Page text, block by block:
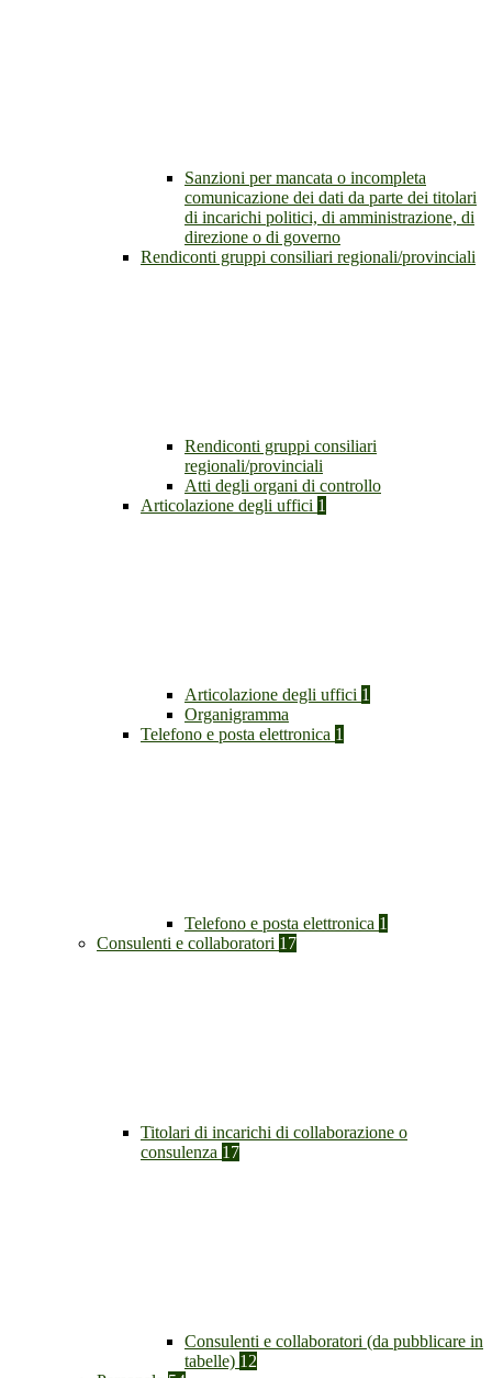
Sanzioni per mancata o incompleta
comunicazione dei dati da parte dei titolari
di incarichi politici, di amministrazione, di
direzione o di governo
Rendiconti gruppi consiliari regionali/provinciali
Rendiconti gruppi consiliari
regionali/provinciali
Atti degli organi di controllo
Articolazione degli uffici 1
Articolazione degli uffici 1
Organigramma
Telefono e posta elettronica 1
Telefono e posta elettronica 1
Consulenti e collaboratori 17
Titolari di incarichi di collaborazione o
consulenza 17
Consulenti e collaboratori (da pubblicare in
tabelle) 12